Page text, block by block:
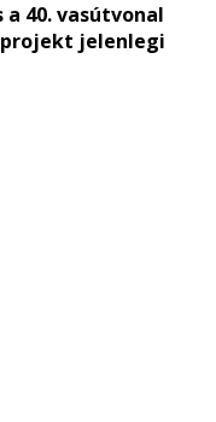
a 40. vasútvonal
projekt jelenlegi